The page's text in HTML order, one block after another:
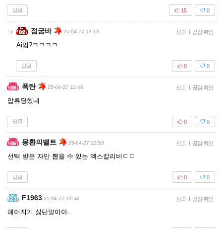
답글 0
15
점굼바 25-04-27 13:13 신고 | 공감 확인
Ai임?ㅋㅋㅋㅋ
답글 0
0
폭탄 25-04-27 12:48 신고 | 공감 확인
압류당했네
답글 0
0
몽환의벨트 25-04-27 12:53 신고 | 공감 확인
선택 받은 자만 뽑을 수 있는 엑스칼리버ㄷㄷ
답글 0
0
F1963 25-04-27 12:54 신고 | 공감 확인
헤어지기 싫단말이야..